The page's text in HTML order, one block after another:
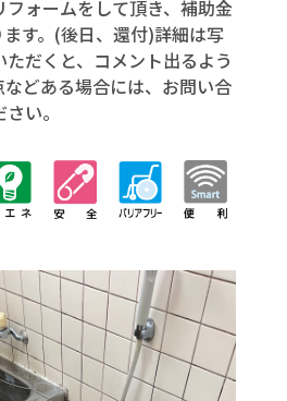
フォームをして頂き、補助金
す。(後日、還付)詳細は写
だくと、コメント出るよう
などある場合には、お問い合
い。